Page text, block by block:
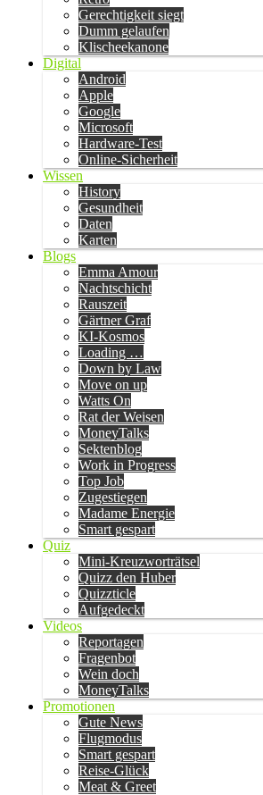
Gerechtigkeit siegt
Dumm gelaufen
Klischeekanone
Digital
Android
Apple
Google
Microsoft
Hardware-Test
Online-Sicherheit
Wissen
History
Gesundheit
Daten
Karten
Blogs
Emma Amour
Nachtschicht
Rauszeit
Gärtner Graf
KI-Kosmos
Loading …
Down by Law
Move on up
Watts On
Rat der Weisen
MoneyTalks
Sektenblog
Work in Progress
Top Job
Zugestiegen
Madame Energie
Smart gespart
Quiz
Mini-Kreuzworträtsel
Quizz den Huber
Quizzticle
Aufgedeckt
Videos
Reportagen
Fragenbot
Wein doch
MoneyTalks
Promotionen
Gute News
Flugmodus
Smart gespart
Reise-Glück
Meat & Greet